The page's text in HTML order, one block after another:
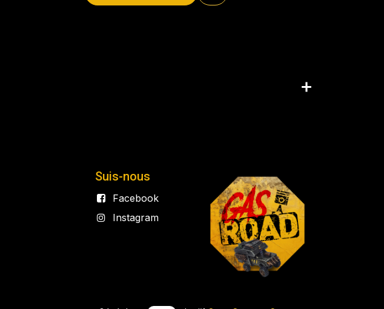
Suis-nous
Facebook
Instagram